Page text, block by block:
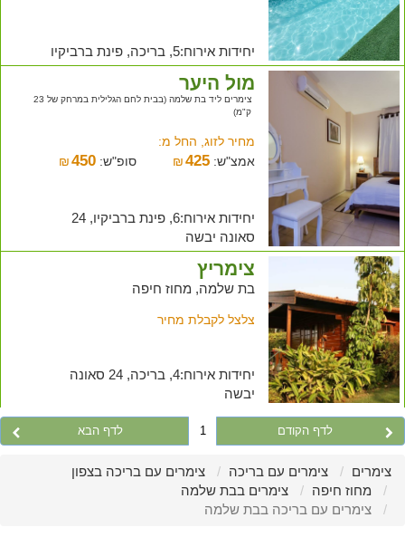
יחידות אירוח:5, בריכה, פינת ברביקיו
מול היער
צימרים ליד בת שלמה (בבית לחם הגלילית במרחק של 23
ק"מ)
מחיר לזוג, החל מ:
אמצ"ש:
₪425 סופ"ש: ₪ 450
יחידות אירוח:6, פינת ברביקיו, 24
סאונה יבשה
צימריץ
בת שלמה, מחוז חיפה
צלצל לקבלת מחיר
יחידות אירוח:4, בריכה, 24 סאונה
יבשה
לדף הקודם 1 לדף הבא
צימרים צימרים עם בריכה
צימרים עם בריכה בצפון
מחוז חיפה
צימרים בבת שלמה
צימרים עם בריכה בבת שלמה